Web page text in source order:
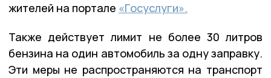
жителей на портале «Госуслуги».
Также действует лимит не более 30 литров
бензина на один автомобиль за одну заправку.
Эти меры не распространяются на транспорт